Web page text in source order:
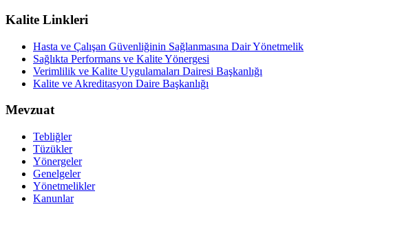
Kalite Linkleri
Hasta ve Çalışan Güvenliğinin Sağlanmasına Dair Yönetmelik
Sağlıkta Performans ve Kalite Yönergesi
Verimlilik ve Kalite Uygulamaları Dairesi Başkanlığı
Kalite ve Akreditasyon Daire Başkanlığı
Mevzuat
Tebliğler
Tüzükler
Yönergeler
Genelgeler
Yönetmelikler
Kanunlar